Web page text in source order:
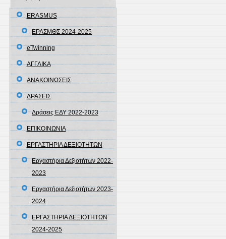
ERASMUS
ΕΡΑΣΜΘΣ 2024-2025
eTwinning
ΑΓΓΛΙΚΑ
ΑΝΑΚΟΙΝΩΣΕΙΣ
ΔΡΑΣΕΙΣ
Δράσεις ΕΔΥ 2022-2023
ΕΠΙΚΟΙΝΩΝΙΑ
ΕΡΓΑΣΤΗΡΙΑ ΔΕΞΙΟΤΗΤΩΝ
Εργαστήρια Δεξιοτήτων 2022-
2023
Εργαστήρια Δεξιοτήτων 2023-
2024
ΕΡΓΑΣΤΗΡΙΑ ΔΕΞΙΟΤΗΤΩΝ
2024-2025